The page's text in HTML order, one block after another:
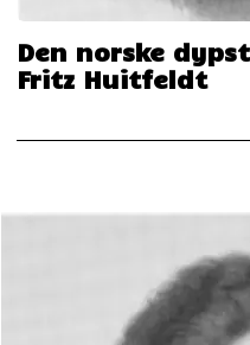
Den norske
Fritz Huitfeldt